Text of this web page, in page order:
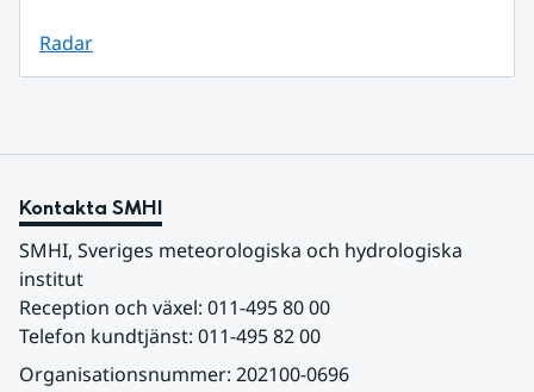
Radar
Kontakta SMHI
SMHI, Sveriges meteorologiska och hydrologiska
institut
Reception och växel: 011-495 80 00
Telefon kundtjänst: 011-495 82 00
Organisationsnummer: 202100-0696